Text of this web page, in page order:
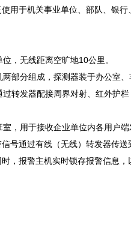
用于机关事业单位、部队、银行
，无线距离空旷地10公里。
部分组成，探测器装于办公室
转发器配接周界对射、红外护
，用于接收企业单位内各用户
号通过有线（无线）转发器传
，报警主机实时锁存报警信息